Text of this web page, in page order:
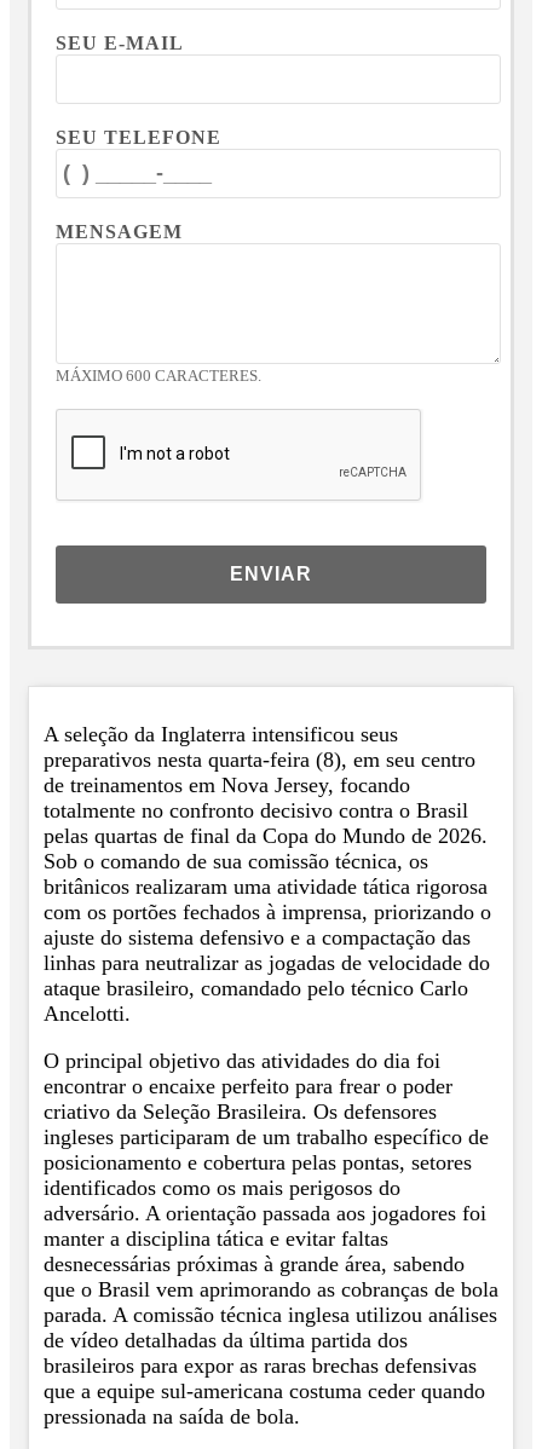
SEU E-MAIL
SEU TELEFONE
MENSAGEM
MÁXIMO 600 CARACTERES.
ENVIAR
A seleção da Inglaterra intensificou seus
preparativos nesta quarta-feira (8), em seu centro
de treinamentos em Nova Jersey, focando
totalmente no confronto decisivo contra o Brasil
pelas quartas de final da Copa do Mundo de 2026.
Sob o comando de sua comissão técnica, os
britânicos realizaram uma atividade tática rigorosa
com os portões fechados à imprensa, priorizando o
ajuste do sistema defensivo e a compactação das
linhas para neutralizar as jogadas de velocidade do
ataque brasileiro, comandado pelo técnico Carlo
Ancelotti.
O principal objetivo das atividades do dia foi
encontrar o encaixe perfeito para frear o poder
criativo da Seleção Brasileira. Os defensores
ingleses participaram de um trabalho específico de
posicionamento e cobertura pelas pontas, setores
identificados como os mais perigosos do
adversário. A orientação passada aos jogadores foi
manter a disciplina tática e evitar faltas
desnecessárias próximas à grande área, sabendo
que o Brasil vem aprimorando as cobranças de bola
parada. A comissão técnica inglesa utilizou análises
de vídeo detalhadas da última partida dos
brasileiros para expor as raras brechas defensivas
que a equipe sul-americana costuma ceder quando
pressionada na saída de bola.